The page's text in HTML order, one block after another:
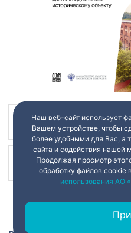
Наш канал
Наш канал
Наш веб-сайт использует
Вашем устройстве, чтобы
более удобными для Вас, а
сайта и содействия нашей
Продолжая просмотр
обработку файлов cookie
использования АО